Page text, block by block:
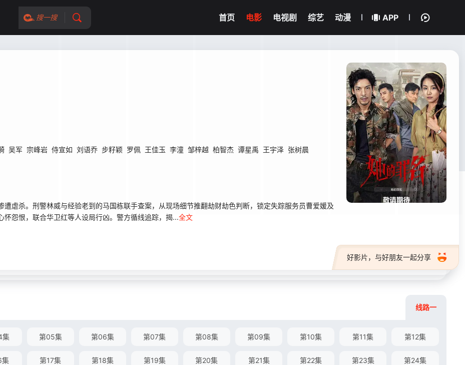
搜一搜 首页 电影 电视剧 综艺 动漫 APP
吴军 宗峰岩 侍宣如 刘语乔 步籽颖 罗佩 王佳玉 李潼 邹梓越 柏智杰 谭星禹 王宇泽 张树晨
虐杀。刑警林威与经验老到的马国栋联手查案，从现场细节推翻劫财劫色判断，锁定失踪服务员曹爱媛及
怨恨，联合华卫红等人设局行凶。警方循线追踪，揭...全文
好影片，与好朋友一起分享
线路一
集 第05集 第06集 第07集 第08集 第09集 第10集 第11集 第12集
集 第17集 第18集 第19集 第20集 第21集 第22集 第23集 第24集